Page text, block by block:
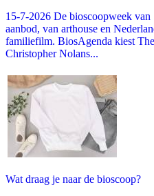
15-7-2026 De bioscoopweek
aanbod, van arthouse en
familiefilm. BiosAgenda kiest
Christopher Nolans...
Wat draag je naar de bioscoop?